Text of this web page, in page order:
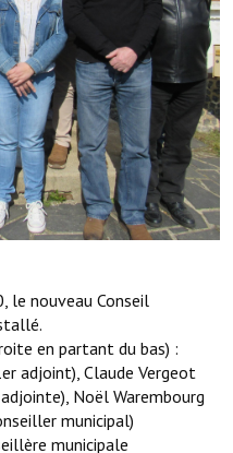
le nouveau Conseil
en partant du bas) :
adjoint), Claude Vergeot
Noël Warembourg
municipal)
municipale